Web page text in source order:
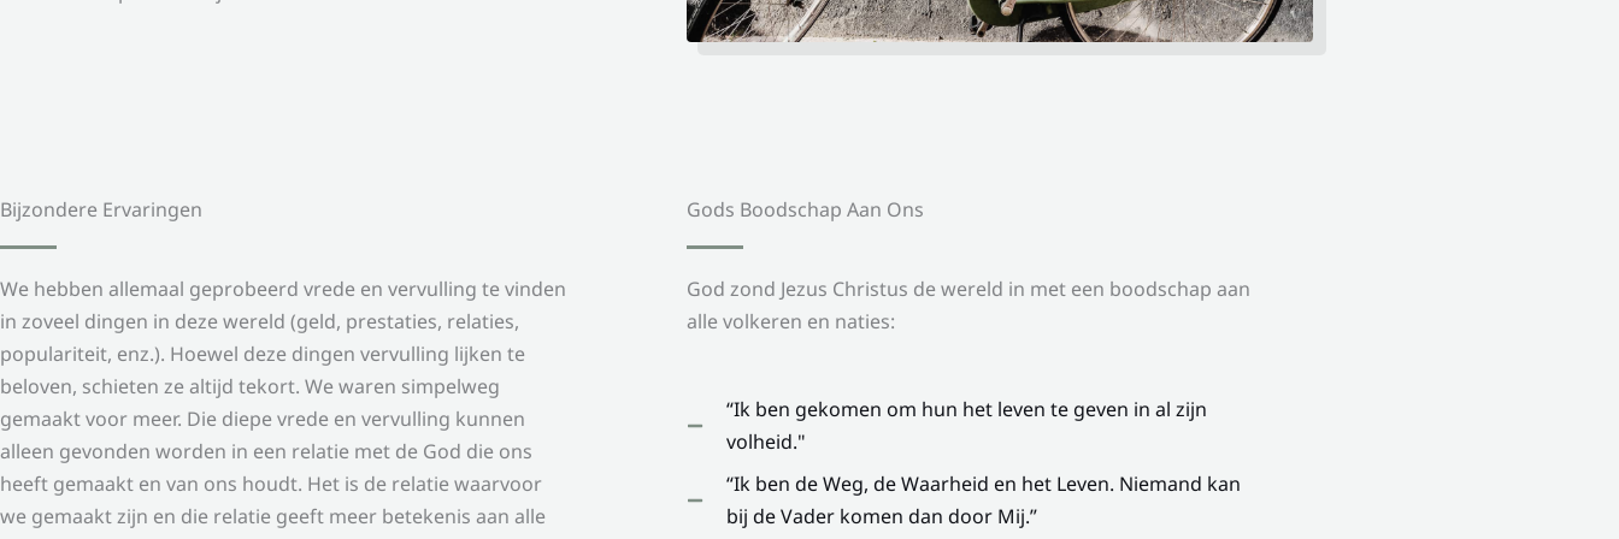
Bijzondere Ervaringen
We hebben allemaal geprobeerd vrede en vervulling te vinden
in zoveel dingen in deze wereld (geld, prestaties, relaties,
populariteit, enz.). Hoewel deze dingen vervulling lijken te
beloven, schieten ze altijd tekort. We waren simpelweg
gemaakt voor meer. Die diepe vrede en vervulling kunnen
alleen gevonden worden in een relatie met de God die ons
heeft gemaakt en van ons houdt. Het is de relatie waarvoor
we gemaakt zijn en die relatie geeft meer betekenis aan alle
Gods Boodschap Aan Ons
God zond Jezus Christus de wereld in met een boodschap aan
alle volkeren en naties:
“Ik ben gekomen om hun het leven te geven in al zijn
volheid."
“Ik ben de Weg, de Waarheid en het Leven. Niemand kan
bij de Vader komen dan door Mij.”